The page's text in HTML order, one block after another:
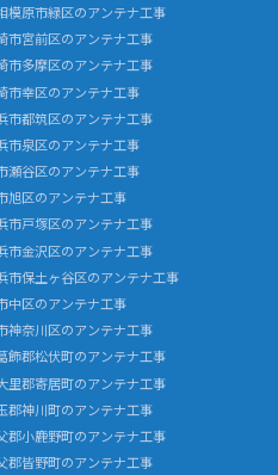
模原市緑区のアンテナ工事
市宮前区のアンテナ工事
市多摩区のアンテナ工事
市幸区のアンテナ工事
市都筑区のアンテナ工事
市泉区のアンテナ工事
瀬谷区のアンテナ工事
旭区のアンテナ工事
市戸塚区のアンテナ工事
市金沢区のアンテナ工事
市保土ヶ谷区のアンテナ工事
中区のアンテナ工事
神奈川区のアンテナ工事
飾郡松伏町のアンテナ工事
里郡寄居町のアンテナ工事
郡神川町のアンテナ工事
郡小鹿野町のアンテナ工事
郡皆野町のアンテナ工事